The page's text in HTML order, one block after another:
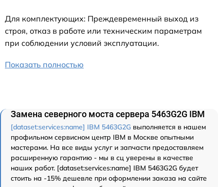
Для комплектующих: Преждевременный выход из
строя, отказ в работе или техническим параметрам
при соблюдении условий эксплуатации.
Показать полностью
Замена северного моста сервера 5463G2G IBM
[dataset:services:name] IBM 5463G2G выполняется в нашем
профильном сервисном центр IBM в Москве опытными
мастерами. На все виды услуг и запчасти предоставляем
расширенную гарантию - мы в сц уверены в качестве
наших работ. [dataset:services:name] IBM 5463G2G будет
стоить на -15% дешевле при оформлении заказа на сайте